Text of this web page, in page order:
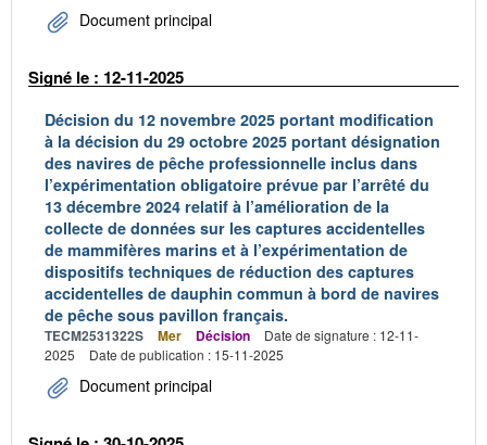
Document principal
Signé le : 12-11-2025
Décision du 12 novembre 2025 portant modification
à la décision du 29 octobre 2025 portant désignation
des navires de pêche professionnelle inclus dans
l’expérimentation obligatoire prévue par l’arrêté du
13 décembre 2024 relatif à l’amélioration de la
collecte de données sur les captures accidentelles
de mammifères marins et à l’expérimentation de
dispositifs techniques de réduction des captures
accidentelles de dauphin commun à bord de navires
de pêche sous pavillon français.
TECM2531322S Mer Décision
Date de signature : 12-11-
2025
Date de publication : 15-11-2025
Document principal